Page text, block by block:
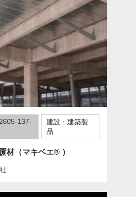
137-
建設・建築製
品
材（マキベエ® ）